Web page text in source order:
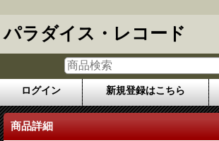
パラダイス・レコード
ログイン 新規登録はこちら
商品詳細